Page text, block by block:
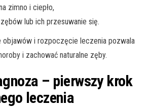
zimno i ciepło,
lub ich przesuwanie się.
objawów i rozpoczęcie leczenia pozwala
i zachować naturalne zęby.
– pierwszy krok
leczenia